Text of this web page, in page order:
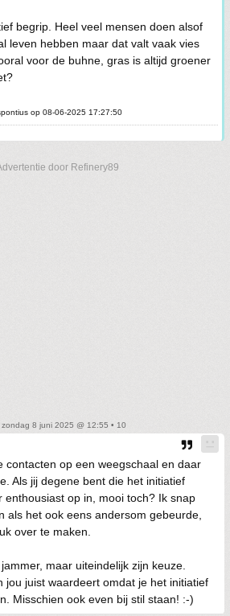
begrip. Heel veel mensen doen alsof
leven hebben maar dat valt vaak vies
voor de buhne, gras is altijd groener
op 08-06-2025 17:27:50
door Refinery89
zondag 8 juni 2025 @ 12:55 • 10
contacten op een weegschaal en daar
Als jij degene bent die het initiatief
enthousiast op in, mooi toch? Ik snap
als het ook eens andersom gebeurde,
over te maken.
maar uiteindelijk zijn keuze.
jou juist waardeert omdat je het initiatief
Misschien ook even bij stil staan! :-)